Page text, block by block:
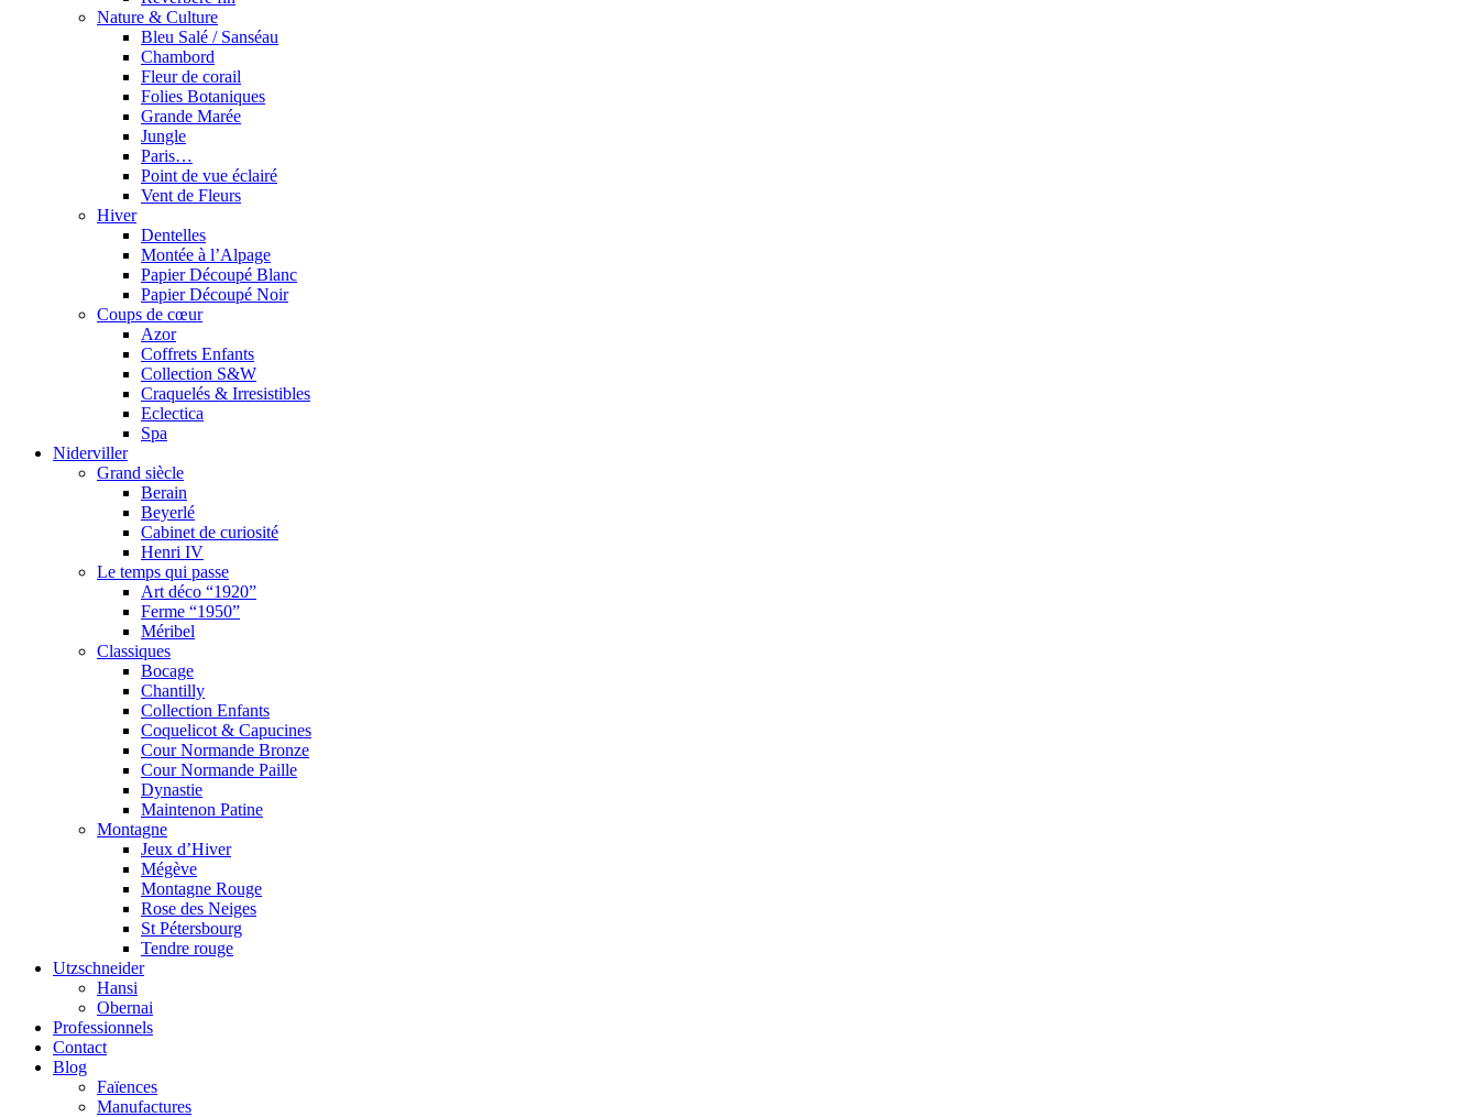
Nature & Culture
Bleu Salé / Sanséau
Chambord
Fleur de corail
Folies Botaniques
Grande Marée
Jungle
Paris…
Point de vue éclairé
Vent de Fleurs
Hiver
Dentelles
Montée à l’Alpage
Papier Découpé Blanc
Papier Découpé Noir
Coups de cœur
Azor
Coffrets Enfants
Collection S&W
Craquelés & Irresistibles
Eclectica
Spa
Niderviller
Grand siècle
Berain
Beyerlé
Cabinet de curiosité
Henri IV
Le temps qui passe
Art déco “1920”
Ferme “1950”
Méribel
Classiques
Bocage
Chantilly
Collection Enfants
Coquelicot & Capucines
Cour Normande Bronze
Cour Normande Paille
Dynastie
Maintenon Patine
Montagne
Jeux d’Hiver
Mégève
Montagne Rouge
Rose des Neiges
St Pétersbourg
Tendre rouge
Utzschneider
Hansi
Obernai
Professionnels
Contact
Blog
Faïences
Manufactures